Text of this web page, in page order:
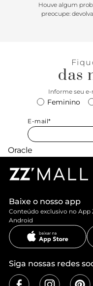
Houve algum
preocupe:
das
Informe seu e-
Feminino
E-mail*
Baixe o nosso app
Conteúdo exclusivo no App
Android
Siga nossas redes